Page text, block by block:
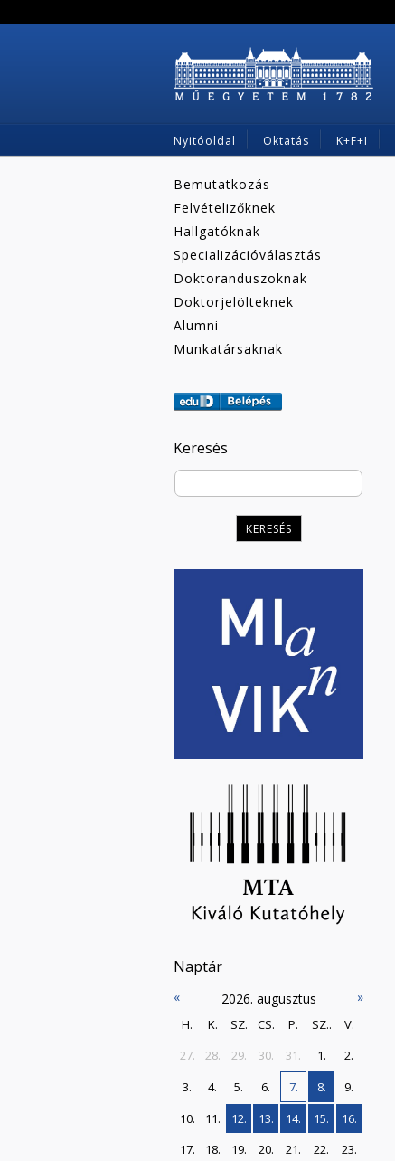
Nyitóoldal Oktatás K+F+I
Bemutatkozás
Felvételizőknek
Hallgatóknak
Specializációválasztás
Doktoranduszoknak
Doktorjelölteknek
Alumni
Munkatársaknak
Keresés
Naptár
« 2026. augusztus »
H. K. SZ. CS. P. SZ..
V.
27.
28. 29. 30. 31. 1.
2.
3.
4. 5. 6. 7. 8.
9.
10.
11. 12. 13. 14. 15.
16.
17.
18. 19. 20. 21. 22.
23.